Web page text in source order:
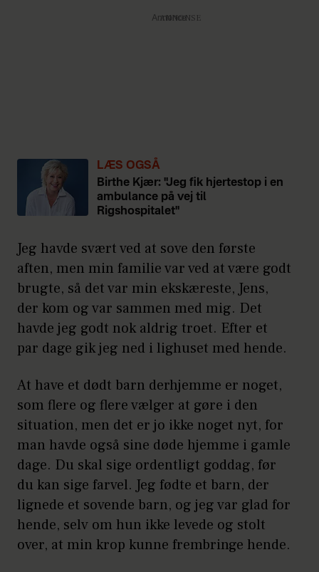
Annonce
LÆS OGSÅ
Birthe Kjær: "Jeg fik hjertestop i en
ambulance på vej til
Rigshospitalet"
Jeg havde svært ved at sove den første
aften, men min familie var ved at være godt
brugte, så det var min ekskæreste, Jens,
der kom og var sammen med mig. Det
havde jeg godt nok aldrig troet. Efter et
par dage gik jeg ned i lighuset med hende.
At have et dødt barn derhjemme er noget,
som flere og flere vælger at gøre i den
situation, men det er jo ikke noget nyt, for
man havde også sine døde hjemme i gamle
dage. Du skal sige ordentligt goddag, før
du kan sige farvel. Jeg fødte et barn, der
lignede et sovende barn, og jeg var glad for
hende, selv om hun ikke levede og stolt
over, at min krop kunne frembringe hende.